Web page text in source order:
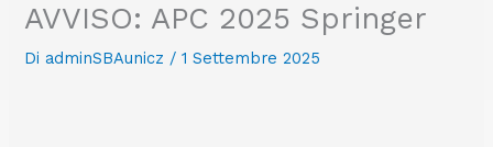
AVVISO: APC 2025 Springer
Di adminSBAunicz /1 Settembre 2025